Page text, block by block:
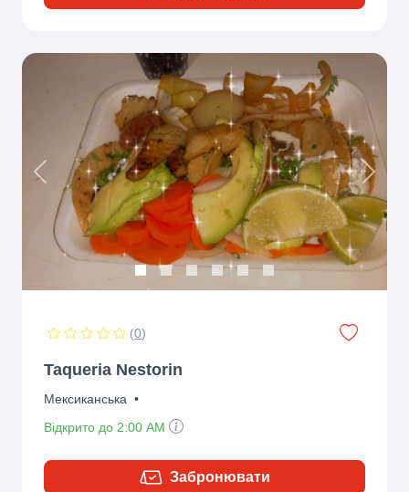
Previous Next
(0)
Taqueria Nestorin
Мексиканська •
Відкрито до 2:00 AM
Забронювати